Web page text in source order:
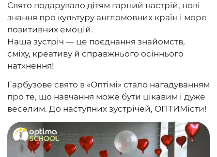
Свято подарувало дітям гарний настрій, нові
знання про культуру англомовних країн і море
позитивних емоцій.
Наша зустріч — це поєднання знайомств,
сміху, креативу й справжнього осіннього
натхнення!
Гарбузове свято в «Оптімі» стало нагадуванням
про те, що навчання може бути цікавим і дуже
веселим. До наступних зустрічей, ОПТИМісти!